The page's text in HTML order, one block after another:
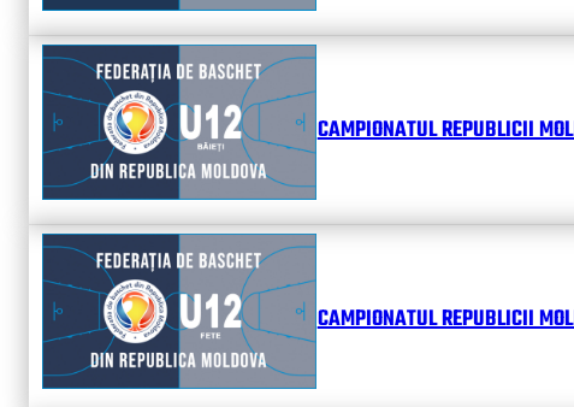
CAMPIONATUL REPUBLICII
CAMPIONATUL REPUBLICII